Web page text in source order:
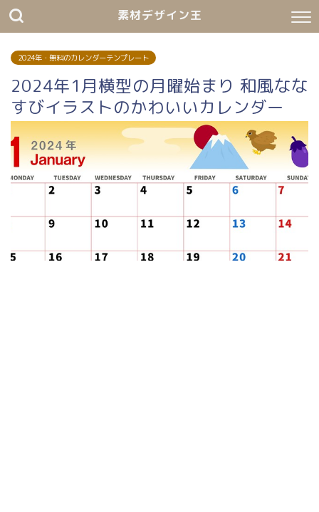
素材デザイン王
2024年・無料のカレンダーテンプレート
2024年1月横型の月曜始まり 和風なな
すびイラストのかわいいカレンダー